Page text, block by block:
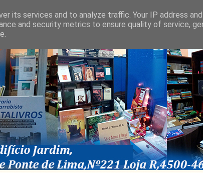
its services and to analyze traffic. Your IP address
and security metrics to ensure quality of service,